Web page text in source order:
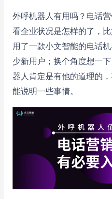
外呼机器人有用吗？电话
看企业状况是怎样的了，
用了一款小文智能的电话
少新用户；换个角度想一
器人肯定是有他的道理的
能说明一些事情。